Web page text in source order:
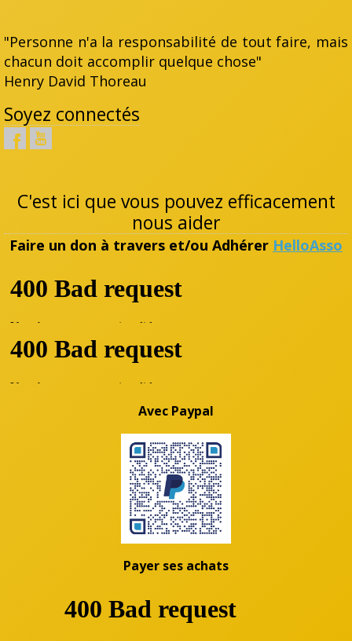
"Personne n'a la responsabilité de tout faire, mais
chacun doit accomplir quelque chose"
Henry David Thoreau
Soyez connectés
C'est ici que vous pouvez efficacement
nous aider
Faire un don à travers et/ou Adhérer HelloAsso
Avec Paypal
Payer ses achats